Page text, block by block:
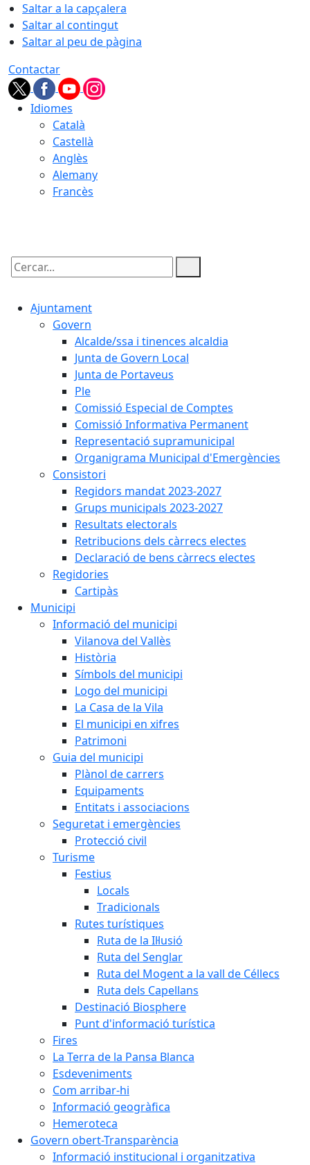
Saltar a la capçalera
Saltar al contingut
Saltar al peu de pàgina
Contactar
Idiomes
Català
Castellà
Anglès
Alemany
Francès
Cercar:
Ajuntament
Govern
Alcalde/ssa i tinences alcaldia
Junta de Govern Local
Junta de Portaveus
Ple
Comissió Especial de Comptes
Comissió Informativa Permanent
Representació supramunicipal
Organigrama Municipal d'Emergències
Consistori
Regidors mandat 2023-2027
Grups municipals 2023-2027
Resultats electorals
Retribucions dels càrrecs electes
Declaració de bens càrrecs electes
Regidories
Cartipàs
Municipi
Informació del municipi
Vilanova del Vallès
Història
Símbols del municipi
Logo del municipi
La Casa de la Vila
El municipi en xifres
Patrimoni
Guia del municipi
Plànol de carrers
Equipaments
Entitats i associacions
Seguretat i emergències
Protecció civil
Turisme
Festius
Locals
Tradicionals
Rutes turístiques
Ruta de la Il·lusió
Ruta del Senglar
Ruta del Mogent a la vall de Céllecs
Ruta dels Capellans
Destinació Biosphere
Punt d'informació turística
Fires
La Terra de la Pansa Blanca
Esdeveniments
Com arribar-hi
Informació geogràfica
Hemeroteca
Govern obert-Transparència
Informació institucional i organitzativa